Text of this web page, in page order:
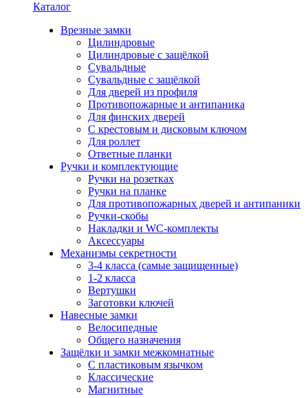
Каталог
Врезные замки
Цилиндровые
Цилиндровые с защёлкой
Сувальдные
Сувальдные с защёлкой
Для дверей из профиля
Противопожарные и антипаника
Для финских дверей
С крестовым и дисковым ключом
Для роллет
Ответные планки
Ручки и комплектующие
Ручки на розетках
Ручки на планке
Для противопожарных дверей и антипаники
Ручки-скобы
Накладки и WC-комплекты
Аксессуары
Механизмы секретности
3-4 класса (самые защищенные)
1-2 класса
Вертушки
Заготовки ключей
Навесные замки
Велосипедные
Общего назначения
Защёлки и замки межкомнатные
С пластиковым язычком
Классические
Магнитные